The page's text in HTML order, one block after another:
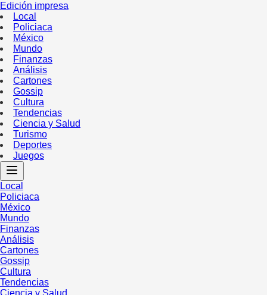
Edición impresa
Local
Policiaca
México
Mundo
Finanzas
Análisis
Cartones
Gossip
Cultura
Tendencias
Ciencia y Salud
Turismo
Deportes
Juegos
Local
Policiaca
México
Mundo
Finanzas
Análisis
Cartones
Gossip
Cultura
Tendencias